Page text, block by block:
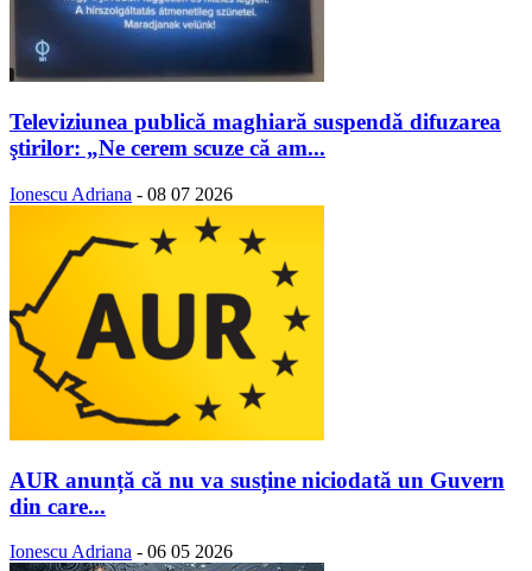
Televiziunea publică maghiară suspendă difuzarea
ştirilor: „Ne cerem scuze că am...
Ionescu Adriana - 08 07 2026
AUR anunță că nu va susține niciodată un Guvern
din care...
Ionescu Adriana - 06 05 2026